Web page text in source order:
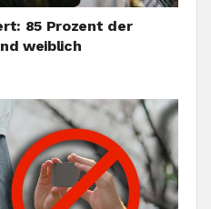
85 Prozent der
weiblich